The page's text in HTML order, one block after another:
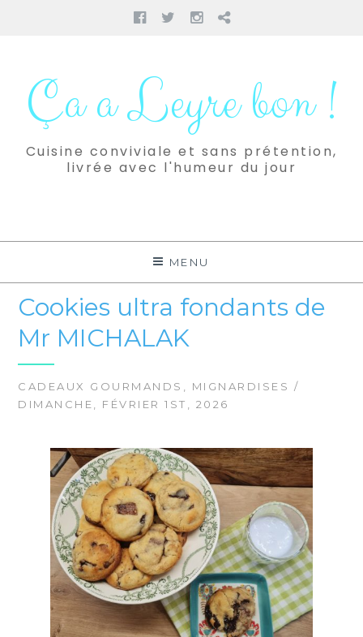
Facebook
TwitterInstagram
Pinterest
contenuÇa a Leyre bon !
Cuisine conviviale et sans prétention,
livrée avec l'humeur du jour
MENU
Cookies ultra fondants de
Mr MICHALAK
CADEAUX GOURMANDS MIGNARDISES /
DIMANCHE, FÉVRIER 1ST, 2026